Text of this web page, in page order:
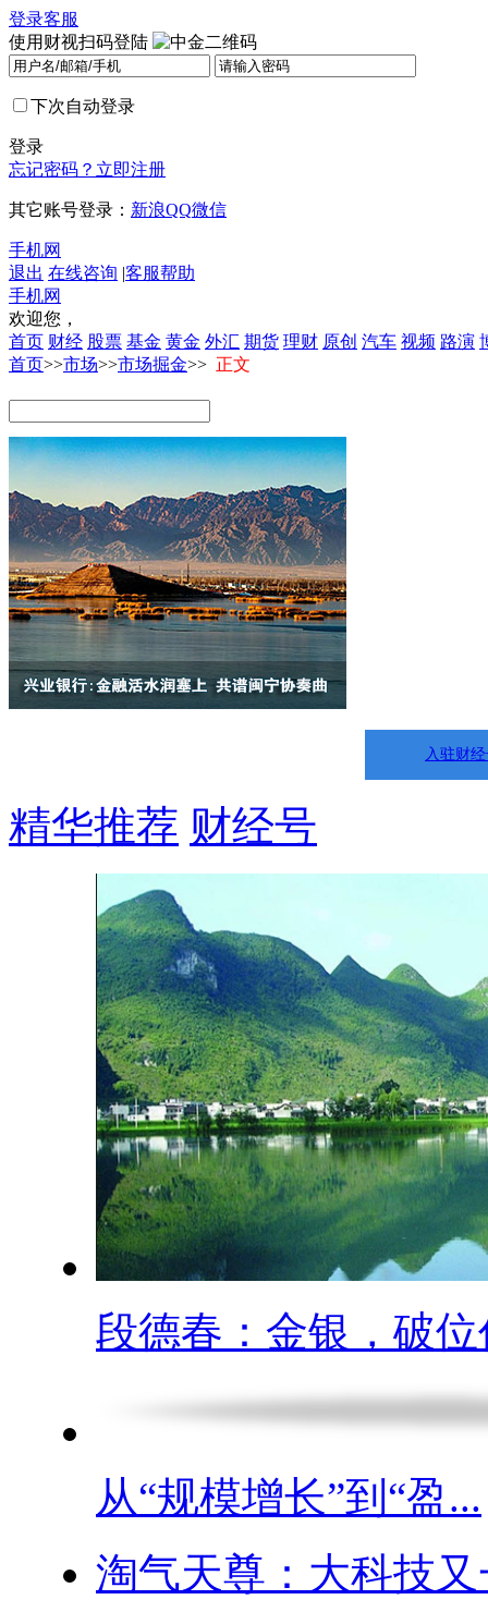
登录客服
使用财视扫码登陆
下次自动登录
登录
忘记密码？ 立即注册
其它账号登录： 新浪QQ微信
手机网
退出 在线咨询 |客服帮助
手机网
欢迎您，
首页 财经 股票 基金 黄金 外汇 期货 理财 原创 汽车 视频 路演
首页>>市场>>市场掘金>> 正文
入驻财
精华推荐 财经号
段德春：金银，破位
从“规模增长”到“盈...
淘气天尊：大科技